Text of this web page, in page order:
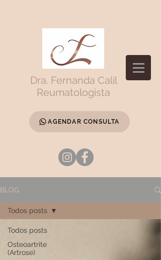
Dra. Fernanda Calil
Reumatologista
AGENDAR CONSULTA
BLOG
Todos posts
Osteoartrite
(Artrose)
Todos posts